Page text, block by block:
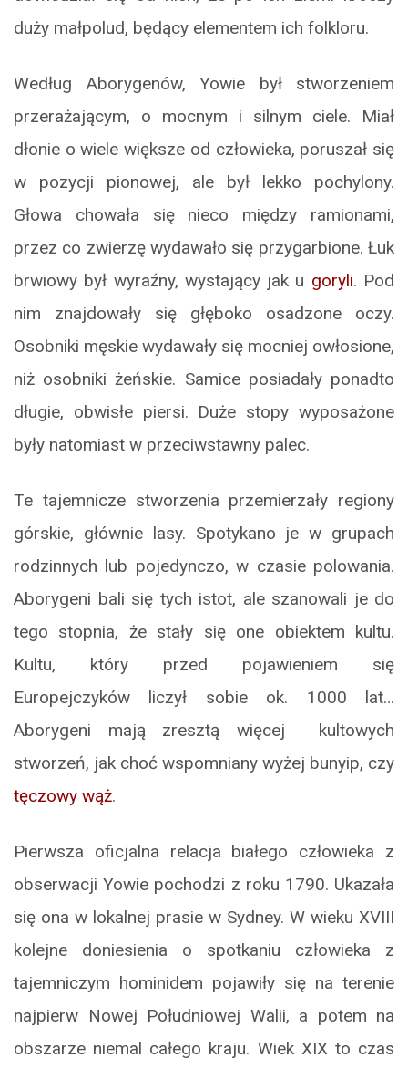
duży małpolud, będący elementem ich folkloru.
Według Aborygenów, Yowie był stworzeniem
przerażającym, o mocnym i silnym ciele. Miał
dłonie o wiele większe od człowieka, poruszał się
w pozycji pionowej, ale był lekko pochylony.
Głowa chowała się nieco między ramionami,
przez co zwierzę wydawało się przygarbione. Łuk
brwiowy był wyraźny, wystający jak u goryli. Pod
nim znajdowały się głęboko osadzone oczy.
Osobniki męskie wydawały się mocniej owłosione,
niż osobniki żeńskie. Samice posiadały ponadto
długie, obwisłe piersi. Duże stopy wyposażone
były natomiast w przeciwstawny palec.
Te tajemnicze stworzenia przemierzały regiony
górskie, głównie lasy. Spotykano je w grupach
rodzinnych lub pojedynczo, w czasie polowania.
Aborygeni bali się tych istot, ale szanowali je do
tego stopnia, że stały się one obiektem kultu.
Kultu, który przed pojawieniem się
Europejczyków liczył sobie ok. 1000 lat…
Aborygeni mają zresztą więcej kultowych
stworzeń, jak choć wspomniany wyżej bunyip, czy
tęczowy wąż.
Pierwsza oficjalna relacja białego człowieka z
obserwacji Yowie pochodzi z roku 1790. Ukazała
się ona w lokalnej prasie w Sydney. W wieku XVIII
kolejne doniesienia o spotkaniu człowieka z
tajemniczym hominidem pojawiły się na terenie
najpierw Nowej Południowej Walii, a potem na
obszarze niemal całego kraju. Wiek XIX to czas